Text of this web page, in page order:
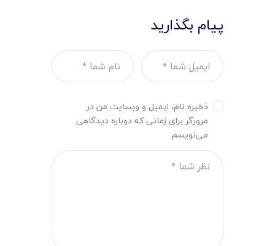
پیام بگذارید
ذخیره نام، ایمیل و وبسایت من در
مرورگر برای زمانی که دوباره دیدگاهی
می‌نویسم.